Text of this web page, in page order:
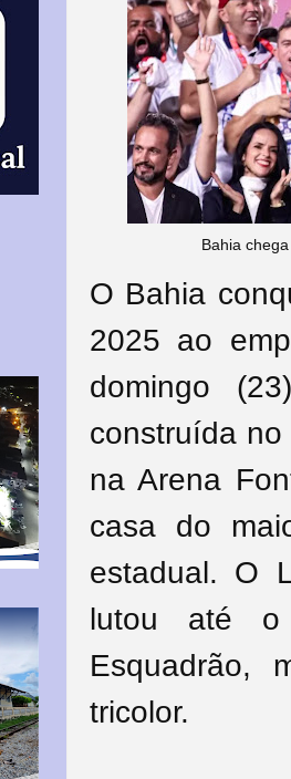
Bahia
O Bahia
2025 ao
domingo
construída
na Arena
casa do
estadual. O
lutou até
Esquadrão,
tricolor.